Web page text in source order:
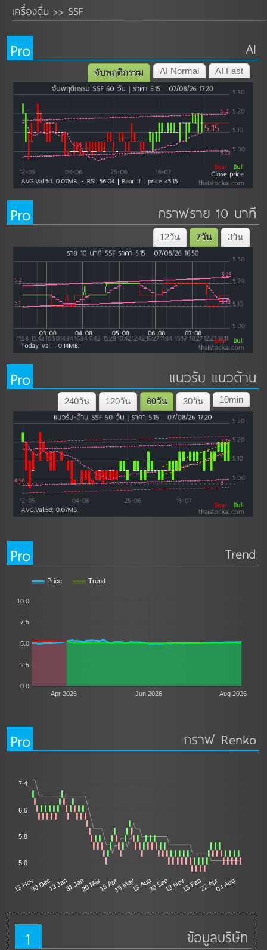
เครื่องดื่ม >> SSF
Pro AI
AI Fast
AI Normal
จับพฤติกรรม
Pro กราฟราย 10 นาที
3วัน
7วัน
12วัน
Pro แนวรับ แนวต้าน
10min
30วัน
60วัน
120วัน
240วัน
Pro Trend
Price Trend
Apr 2026 Jun 2026 Aug 2026
0.0
2.5
5.0
7.5
10.0
Pro กราฟ Renko
13 Nov30 Dec13 Jan31 Jan20 Mar18 Apr19 May13 Aug30 Sep13 Nov13 Feb22 Apr04 Aug
5.0
5.8
6.6
7.4
1 ข้อมูลบริษัท